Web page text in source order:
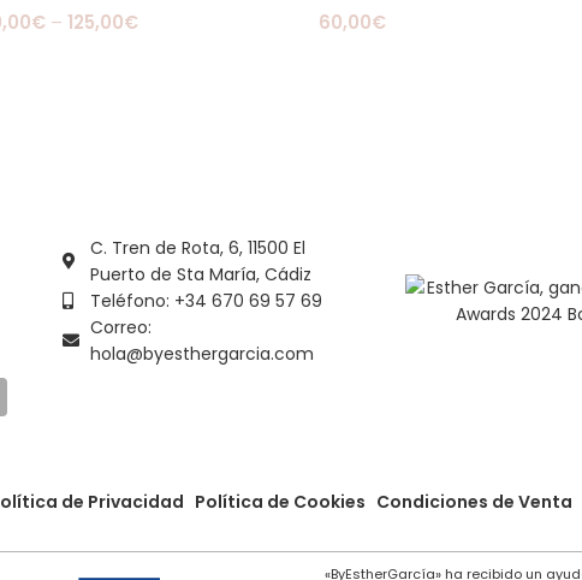
€– 125,00€ 60,00€
C. Tren de Rota, 6, 11500 El
Puerto de Sta María, Cádiz
Teléfono: +34 670 69 57 69
Correo:
hola@byesthergarcia.com
de Privacidad Política de Cookies Condiciones de Venta
«ByEstherGarcía» ha recibido un